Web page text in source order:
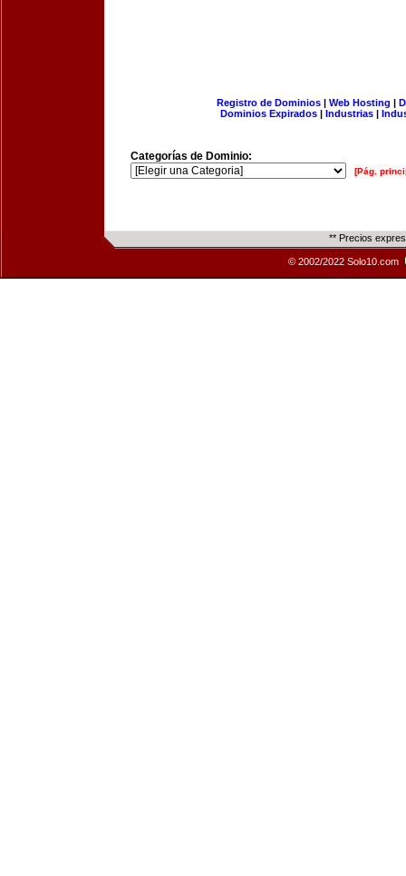
Registro de Dominios| Web Hosting |
Dominios Expirados | Industrias |
Categorías de Dominio:
[Pág.
** Precios
© 2002/2022 Solo10.com